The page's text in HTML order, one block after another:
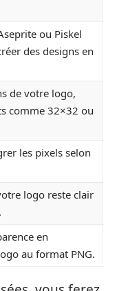
ou Piskel
des designs en
de votre logo,
comme 32×32 ou
les pixels selon
logo reste clair
en
au format PNG.